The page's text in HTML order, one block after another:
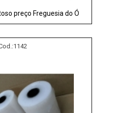
preço Freguesia do Ó
1142